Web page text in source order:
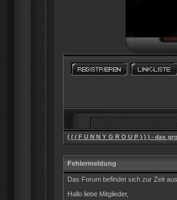
( ( ( F U N N Y G R O U P ) ) ) - das
Fehlermeldung
Das Forum befindet sich zur Zeit
Hallo liebe Mitglieder,